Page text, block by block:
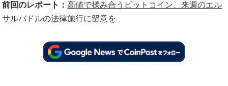
前回のレポート：高値で揉み合うビットコイン、来週のエル
サルバドルの法律施行に留意を